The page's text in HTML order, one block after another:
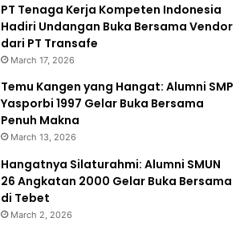
PT Tenaga Kerja Kompeten Indonesia
Hadiri Undangan Buka Bersama Vendor
dari PT Transafe
March 17, 2026
Temu Kangen yang Hangat: Alumni SMP
Yasporbi 1997 Gelar Buka Bersama
Penuh Makna
March 13, 2026
Hangatnya Silaturahmi: Alumni SMUN
26 Angkatan 2000 Gelar Buka Bersama
di Tebet
March 2, 2026